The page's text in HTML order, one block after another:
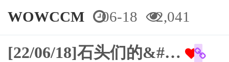
WOWCCM 06-18 2,041
[22/06/18]石头们的&#…